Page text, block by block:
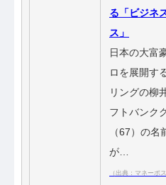
る「ビジネ
ス」
日本の大富
ロを展開す
リングの柳
フトバンク
（67）の名
が…
（出典：マネーポ